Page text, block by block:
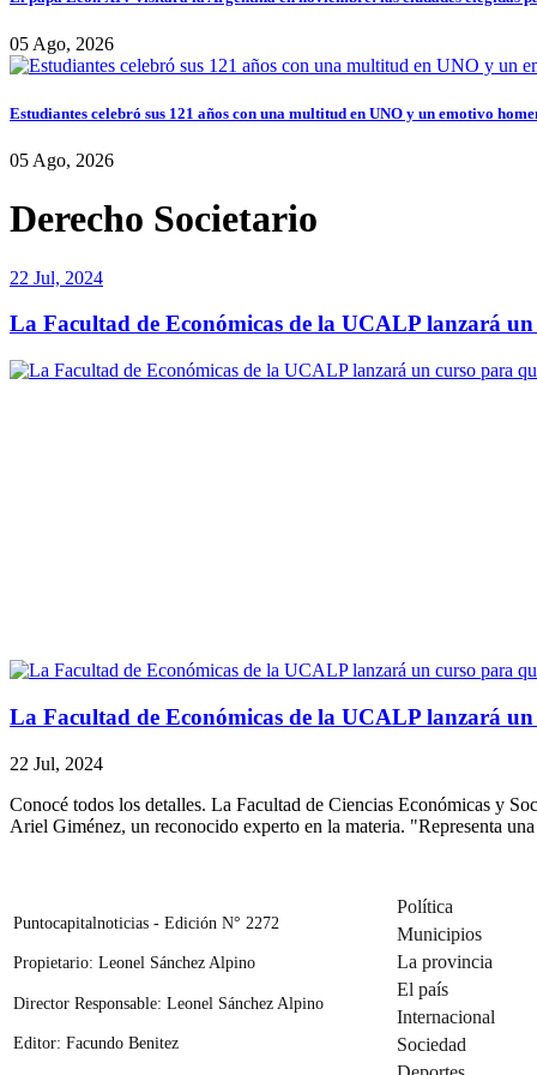
05 Ago, 2026
Estudiantes celebró sus 121 años con una multitud en UNO y un emotivo
05 Ago, 2026
Derecho Societario
22 Jul, 2024
La Facultad de Económicas de la UCALP lanzará
La Facultad de Económicas de la UCALP lanzará
22 Jul, 2024
Conocé todos los detalles. La Facultad de Ciencias Económicas y
Ariel Giménez, un reconocido experto en la materia. "Representa
Puntocapitalnoticias - Edición N° 2272
Propietario: Leonel Sánchez Alpino
Director Responsable: Leonel Sánchez Alpino
Editor: Facundo Benitez
Política
Municipios
La provincia
El país
Internacional
Sociedad